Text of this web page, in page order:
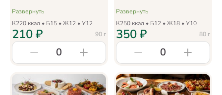
Развернуть
К220 ккал • Б15 • Ж12 • У12
90 г
210₽
0
Развернуть
К250 ккал • Б12 • Ж18 • У10
80 г
350₽
0